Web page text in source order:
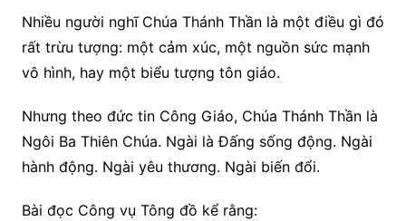
Nhiều người nghĩ Chúa Thánh Thần là một điều gì đó
rất trừu tượng: một cảm xúc, một nguồn sức mạnh
vô hình, hay một biểu tượng tôn giáo.
Nhưng theo đức tin Công Giáo, Chúa Thánh Thần là
Ngôi Ba Thiên Chúa. Ngài là Đấng sống động. Ngài
hành động. Ngài yêu thương. Ngài biến đổi.
Bài đọc Công vụ Tông đồ kể rằng: